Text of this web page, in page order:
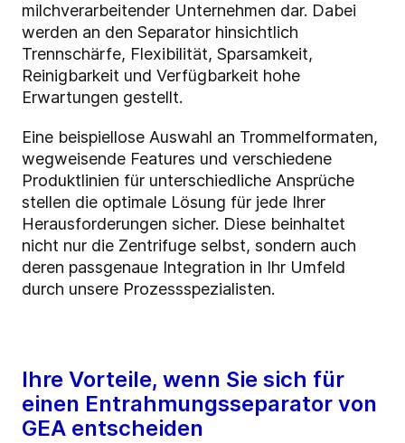
milchverarbeitender Unternehmen dar. Dabei
werden an den Separator hinsichtlich
Trennschärfe, Flexibilität, Sparsamkeit,
Reinigbarkeit und Verfügbarkeit hohe
Erwartungen gestellt.
Eine beispiellose Auswahl an Trommelformaten,
wegweisende Features und verschiedene
Produktlinien für unterschiedliche Ansprüche
stellen die optimale Lösung für jede Ihrer
Herausforderungen sicher. Diese beinhaltet
nicht nur die Zentrifuge selbst, sondern auch
deren passgenaue Integration in Ihr Umfeld
durch unsere Prozessspezialisten.
Ihre Vorteile, wenn Sie sich für
einen Entrahmungsseparator von
GEA entscheiden